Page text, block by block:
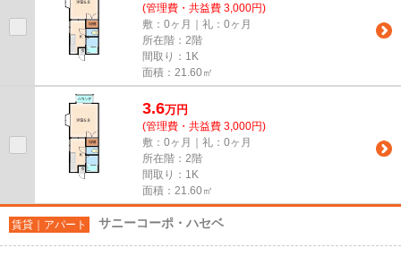
(管理費・共益費 3,000円)
敷：0ヶ月｜礼：0ヶ月
所在階：2階
間取り：1K
面積：21.60㎡
3.6万円
(管理費・共益費 3,000円)
敷：0ヶ月｜礼：0ヶ月
所在階：2階
間取り：1K
面積：21.60㎡
賃貸｜アパート サニーコーポ・ハセベ